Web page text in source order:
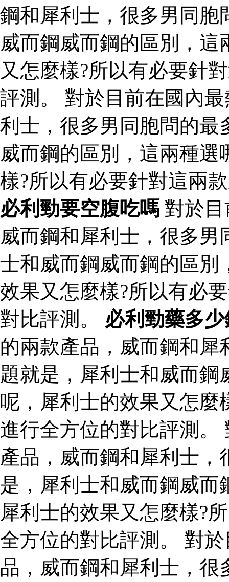
鋼和犀利士，很多男同胞
威而鋼威而鋼的區別，
又怎麼樣?所以有必要針
評測。 對於目前在國內
利士，很多男同胞問的最
威而鋼的區別，這兩種
樣?所以有必要針對這兩
必利勁要空腹吃嗎 對於
威而鋼和犀利士，很多
士和威而鋼威而鋼的區別
效果又怎麼樣?所以有必
對比評測。 必利勁藥多
的兩款產品，威而鋼和
題就是，犀利士和威而
呢，犀利士的效果又怎麼
進行全方位的對比評測。
產品，威而鋼和犀利士
是，犀利士和威而鋼威
犀利士的效果又怎麼樣?
全方位的對比評測。 對
品，威而鋼和犀利士，